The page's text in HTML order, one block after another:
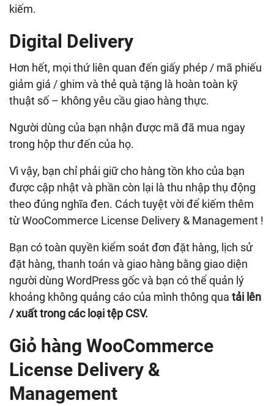
kiếm.
Digital Delivery
Hơn hết, mọi thứ liên quan đến giấy phép / mã phiếu
giảm giá / ghim và thẻ quà tặng là hoàn toàn kỹ
thuật số – không yêu cầu giao hàng thực.
Người dùng của bạn nhận được mã đã mua ngay
trong hộp thư đến của họ.
Vì vậy, bạn chỉ phải giữ cho hàng tồn kho của bạn
được cập nhật và phần còn lại là thu nhập thụ động
theo đúng nghĩa đen. Cách tuyệt vời để kiếm thêm
từ WooCommerce License Delivery & Management !
Bạn có toàn quyền kiểm soát đơn đặt hàng, lịch sử
đặt hàng, thanh toán và giao hàng bằng giao diện
người dùng WordPress gốc và bạn có thể quản lý
khoảng không quảng cáo của mình thông qua tải lên
/ xuất trong các loại tệp CSV.
Giỏ hàng WooCommerce
License Delivery &
Management